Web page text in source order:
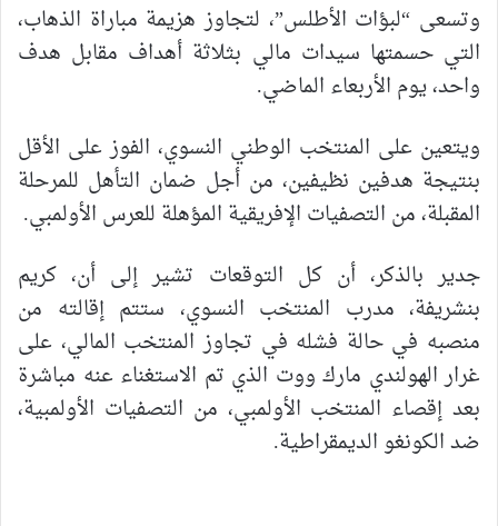
وتسعى “لبؤات الأطلس”، لتجاوز هزيمة مباراة الذهاب،
التي حسمتها سيدات مالي بثلاثة أهداف مقابل هدف
واحد، يوم الأربعاء الماضي.
ويتعين على المنتخب الوطني النسوي، الفوز على الأقل
بنتيجة هدفين نظيفين، من أجل ضمان التأهل للمرحلة
المقبلة، من التصفيات الإفريقية المؤهلة للعرس الأولمبي.
جدير بالذكر، أن كل التوقعات تشير إلى أن، كريم
بنشريفة، مدرب المنتخب النسوي، ستتم إقالته من
منصبه في حالة فشله في تجاوز المنتخب المالي، على
غرار الهولندي مارك ووت الذي تم الاستغناء عنه مباشرة
بعد إقصاء المنتخب الأولمبي، من التصفيات الأولمبية،
ضد الكونغو الديمقراطية.